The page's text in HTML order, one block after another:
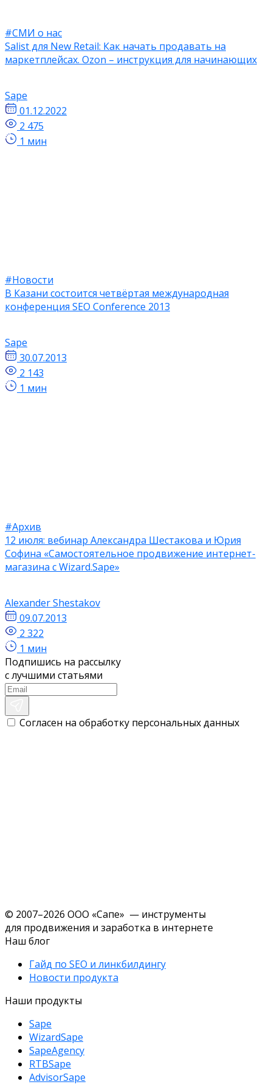
#СМИ о нас
Salist для New Retail: Как начать продавать на
маркетплейсах. Ozon – инструкция для начинающих
Sape
01.12.2022
2 475
1 мин
#Новости
В Казани состоится четвёртая международная
конференция SEO Conference 2013
Sape
30.07.2013
2 143
1 мин
#Архив
12 июля: вебинар Александра Шестакова и Юрия
Софина «Самостоятельное продвижение интернет-
магазина с Wizard.Sape»
Alexander Shestakov
09.07.2013
2 322
1 мин
Подпишись на рассылку
с лучшими статьями
Согласен на обработку персональных данных
© 2007–2026 ООО «Сапе» — инструменты
для продвижения и заработка в интернете
Наш блог
Гайд по SEO и линкбилдингу
Новости продукта
Наши продукты
Sape
WizardSape
SapeAgency
RTBSape
AdvisorSape